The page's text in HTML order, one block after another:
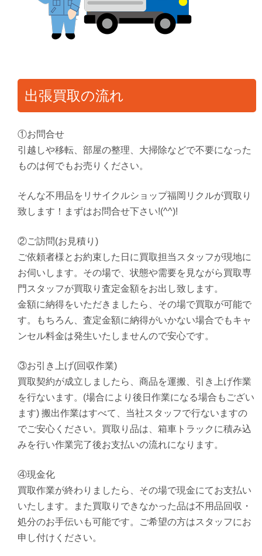
出張買取の流れ
①お問合せ
引越しや移転、部屋の整理、大掃除などで不要になった
ものは何でもお売りください。
そんな不用品をリサイクルショップ福岡リクルが買取り
致します！まずはお問合せ下さい!(^^)!
②ご訪問(お見積り)
ご依頼者様とお約束した日に買取担当スタッフが現地に
お伺いします。その場で、状態や需要を見ながら買取専
門スタッフが買取り査定金額をお出し致します。
金額に納得をいただきましたら、その場で買取が可能で
す。もちろん、査定金額に納得がいかない場合でもキャ
ンセル料金は発生いたしませんので安心です。
③お引き上げ(回収作業)
買取契約が成立しましたら、商品を運搬、引き上げ作業
を行ないます。(場合により後日作業になる場合もござい
ます) 搬出作業はすべて、当社スタッフで行ないますの
でご安心ください。買取り品は、箱車トラックに積み込
みを行い作業完了後お支払いの流れになります。
④現金化
買取作業が終わりましたら、その場で現金にてお支払い
いたします。また買取りできなかった品は不用品回収・
処分のお手伝いも可能です。ご希望の方はスタッフにお
申し付けください。